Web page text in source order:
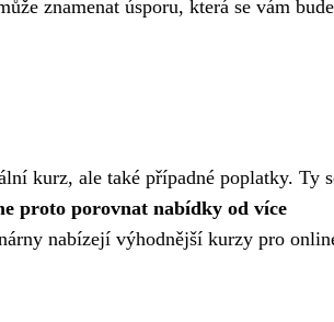
znamenat úsporu, která se vám
kurz, ale také případné poplatky. Ty
proto porovnat nabídky od více
nabízejí výhodnější kurzy pro